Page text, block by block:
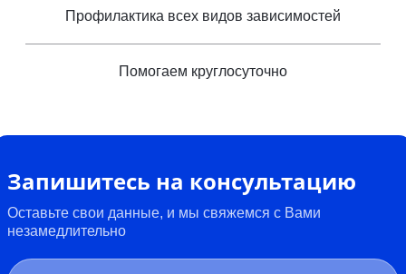
Профилактика всех видов зависимостей
Помогаем круглосуточно
Запишитесь на консультацию
Оставьте свои данные, и мы свяжемся с Вами
незамедлительно